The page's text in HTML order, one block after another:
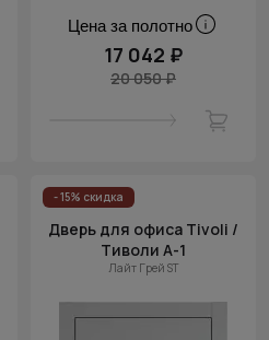
Цена за полотно
17 042 ₽
20 050 ₽
- 15% скидка
Дверь для офиса Tivoli /
Тиволи А-1
Лайт Грей ST